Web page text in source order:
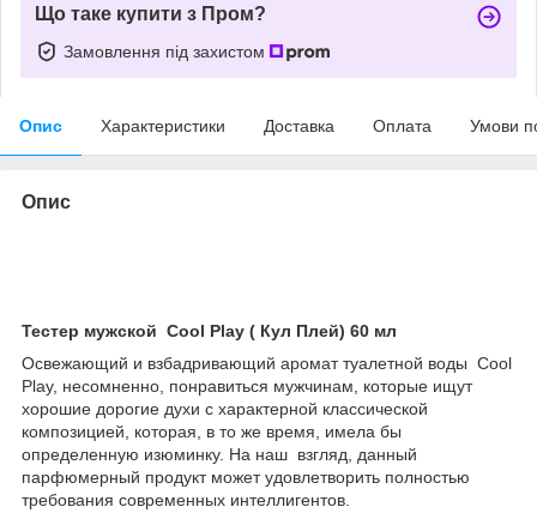
Що таке купити з Пром?
Замовлення під захистом
Опис Характеристики Доставка Оплата Умови
Опис
Тестер мужской Cool Play ( Кул Плей) 60 мл
Освежающий и взбадривающий аромат туалетной воды Cool
Play, несомненно, понравиться мужчинам, которые ищут
хорошие дорогие духи с характерной классической
композицией, которая, в то же время, имела бы
определенную изюминку. На наш взгляд, данный
парфюмерный продукт может удовлетворить полностью
требования современных интеллигентов.